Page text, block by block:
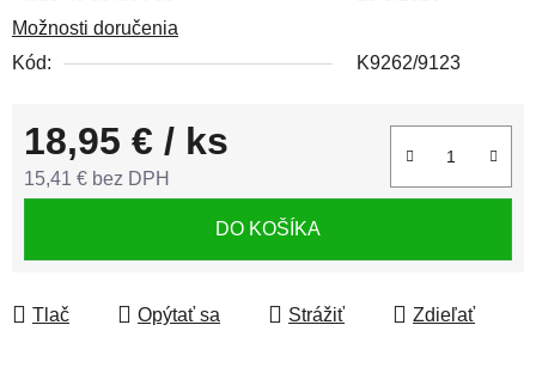
Možnosti doručenia
Kód:
K9262/9123
18,95 € / ks
15,41 € bez DPH
DO KOŠÍKA
Tlač Opýtať sa Strážiť Zdieľať